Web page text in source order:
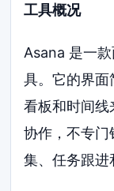
工具概况
Asana 是一
具。它的界面
看板和时间线
协作，不专门
集、任务跟进